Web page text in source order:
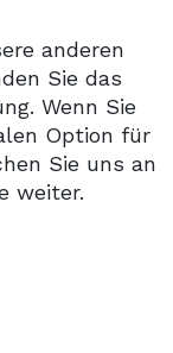
anderen
Sie das
Wenn Sie
Option für
Sie uns an
weiter.